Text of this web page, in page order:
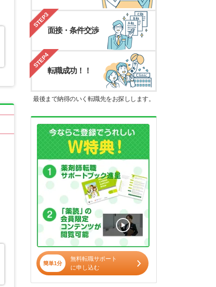
STEP3
面接・条件交渉
STEP4
転職成功！！
最後まで納得のいく転職先をお探しします。
簡単1分
無料転職サポート
に申し込む